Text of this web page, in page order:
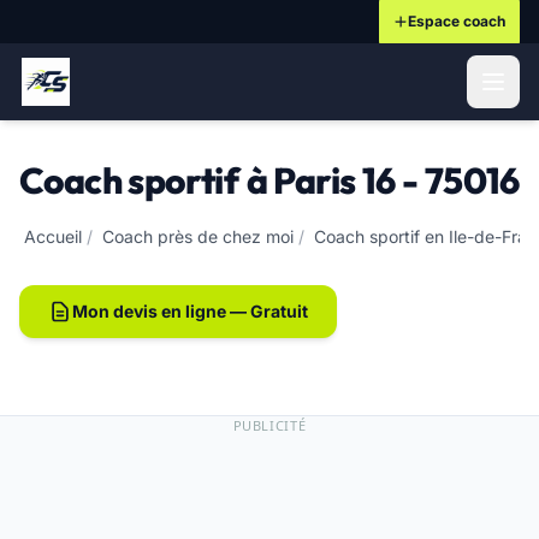
Espace coach
Coach sportif à Paris 16 - 75016
Accueil / Coach près de chez moi / Coach sportif en Ile-de-
Mon devis en ligne — Gratuit
PUBLICITÉ